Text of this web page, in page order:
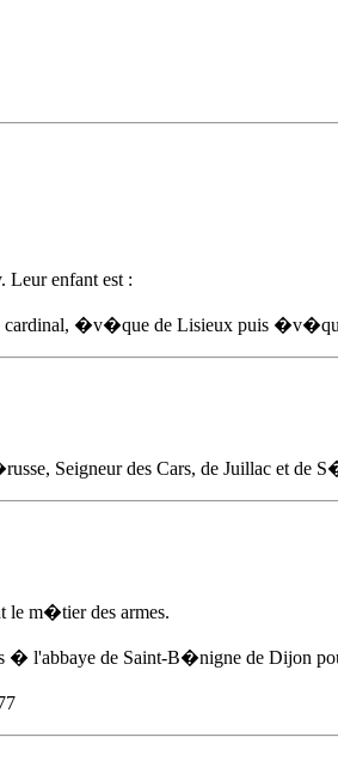
enfant est :
cardinal, �v�que de Lisieux puis
Seigneur des Cars, de Juillac et de
le m�tier des armes.
l'abbaye de Saint-B�nigne de Dijon